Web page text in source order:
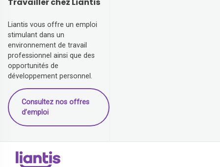
Travailler chez Liantis
Liantis vous offre un emploi
stimulant dans un
environnement de travail
professionnel ainsi que des
opportunités de
développement personnel.
Consultez nos offres
d’emploi